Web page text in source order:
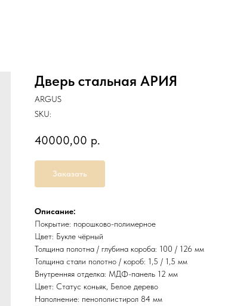
Дверь стальная АРИЯ
ARGUS
SKU:
40000,00 р.
Заказать
Описание:
Покрытие: порошково-полимерное
Цвет: Букле чёрный
Толщина полотна / глубина короба: 100 / 126 мм
Толщина стали полотно / короб: 1,5 / 1,5 мм
Внутренняя отделка: МДФ-панель 12 мм
Цвет: Статус коньяк, Белое дерево
Наполнение: пенополистирол 84 мм